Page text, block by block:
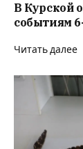
В Курской
событиям
Читать далее